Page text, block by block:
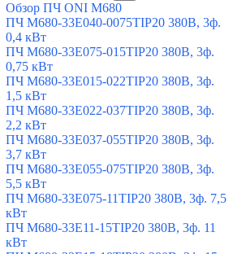
Обзор ПЧ ONI M680
ПЧ M680-33E040-0075TIP20 380В, 3ф.
0,4 кВт
ПЧ M680-33E075-015TIP20 380В, 3ф.
0,75 кВт
ПЧ M680-33E015-022TIP20 380В, 3ф.
1,5 кВт
ПЧ M680-33E022-037TIP20 380В, 3ф.
2,2 кВт
ПЧ M680-33E037-055TIP20 380В, 3ф.
3,7 кВт
ПЧ M680-33E055-075TIP20 380В, 3ф.
5,5 кВт
ПЧ M680-33E075-11TIP20 380В, 3ф. 7,5
кВт
ПЧ M680-33E11-15TIP20 380В, 3ф. 11
кВт